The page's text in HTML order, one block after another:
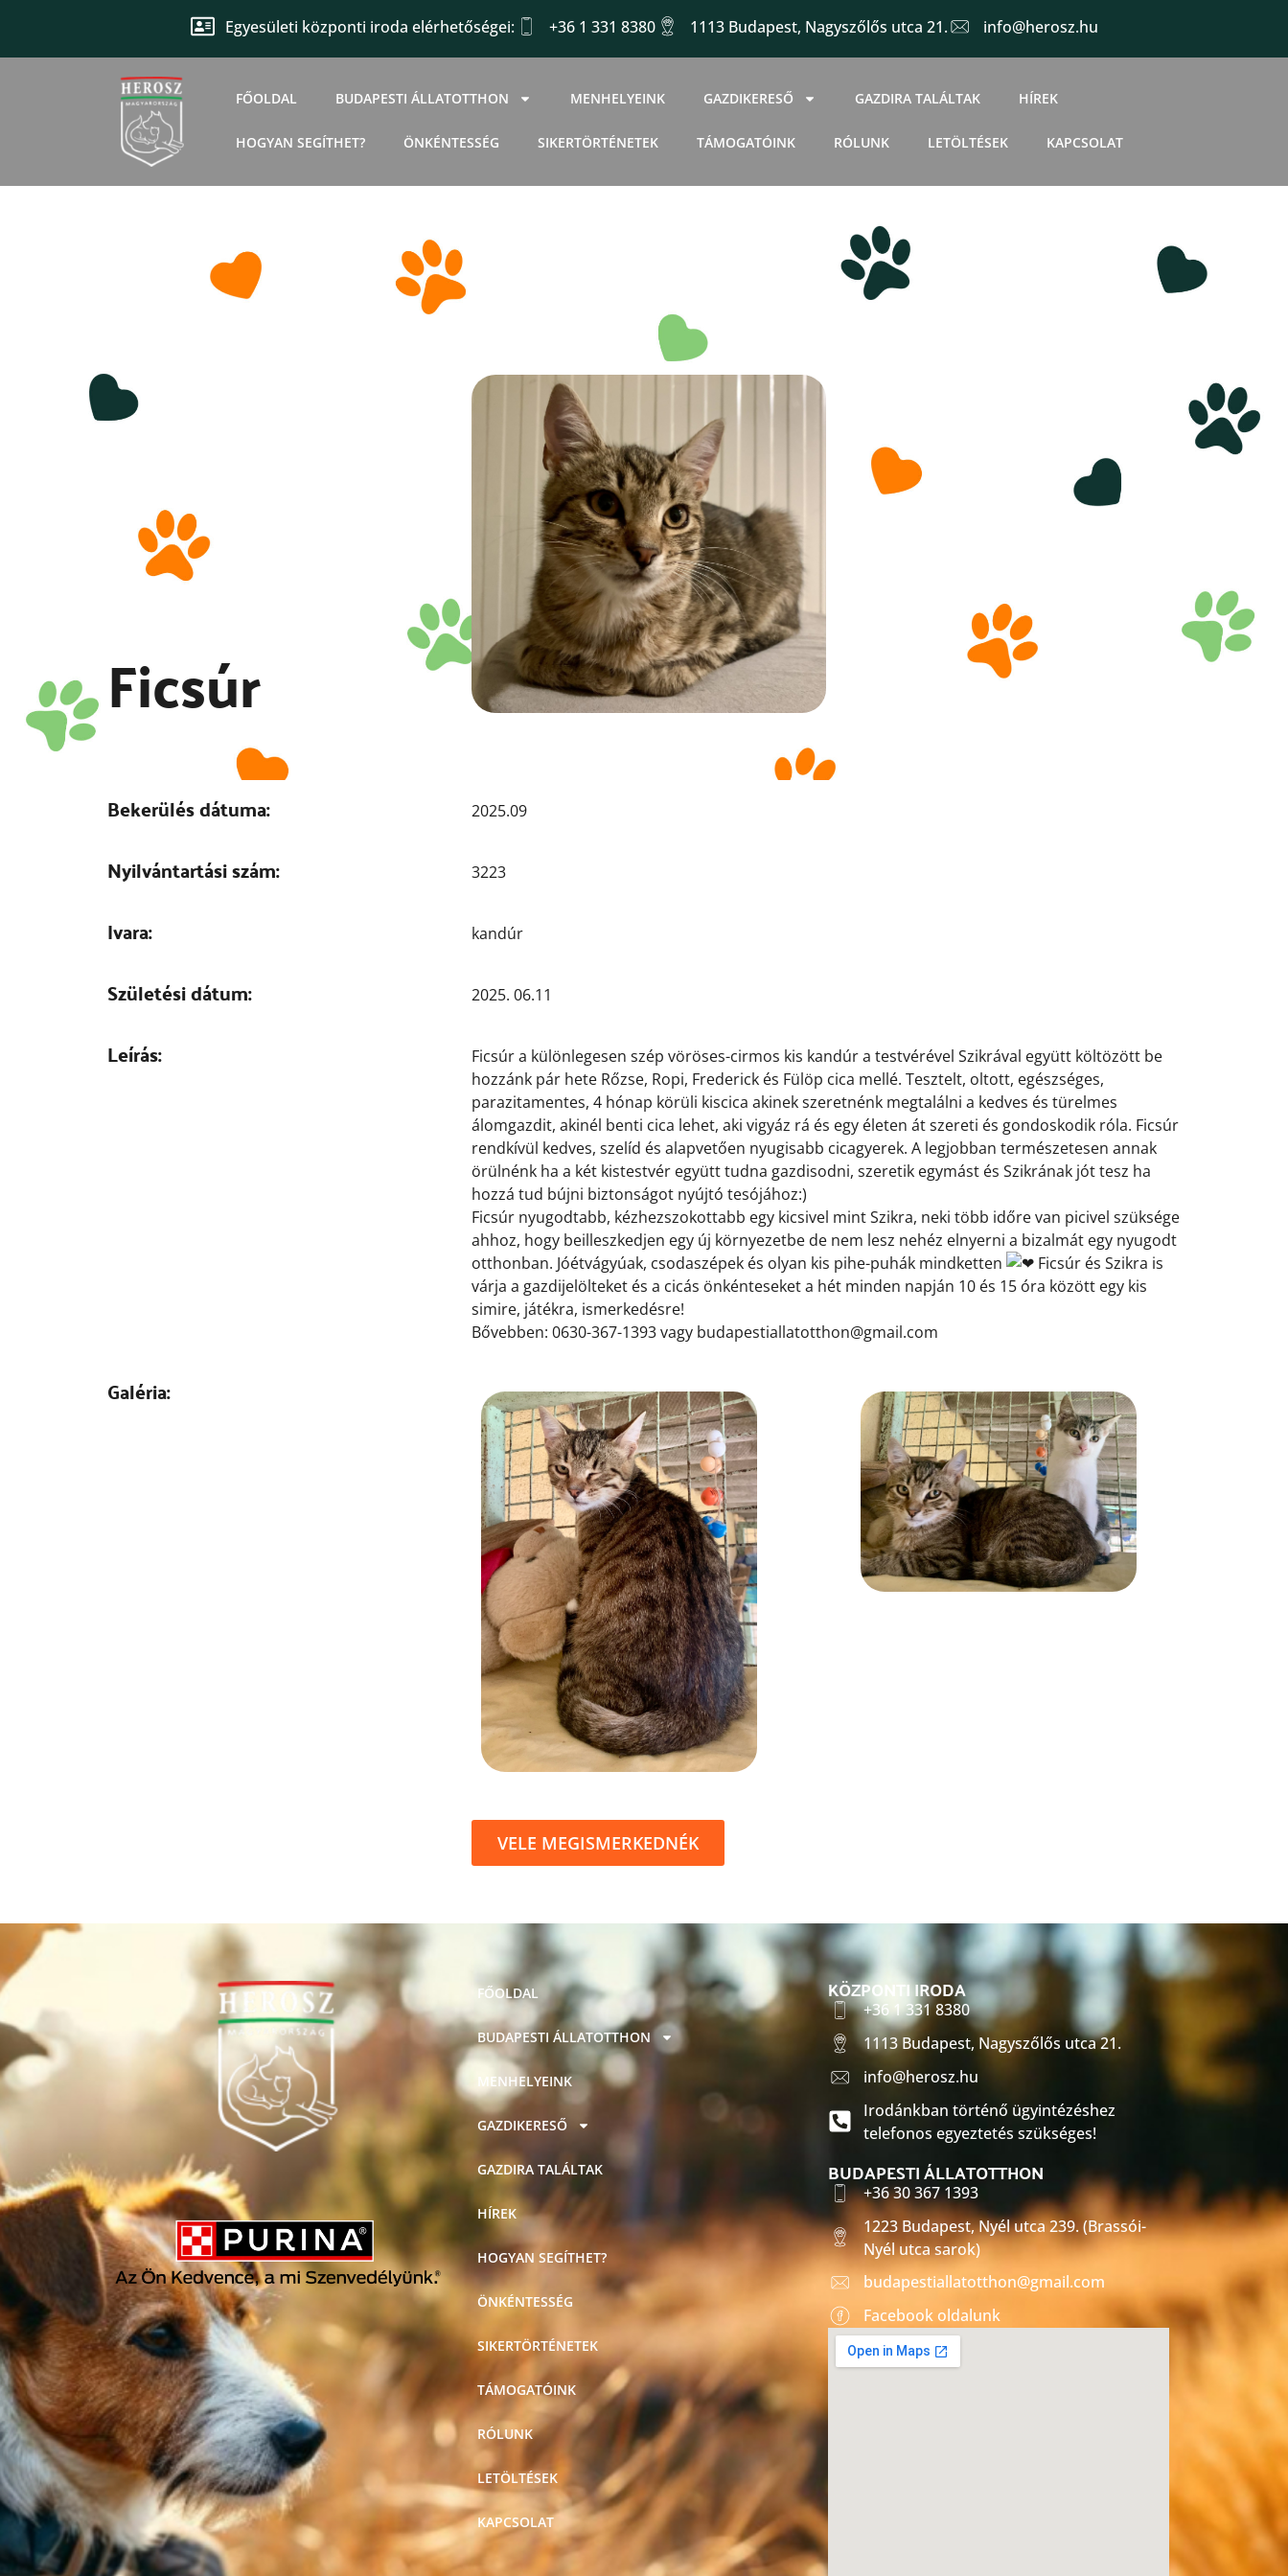
Egyesületi központi iroda elérhetőségei: +36 1 331 8380 1113 Budapest, Nagyszőlős utca 21. info@herosz.hu
FŐOLDAL BUDAPESTI ÁLLATOTTHON MENHELYEINK GAZDIKERESŐ GAZDIRA TALÁLTAK HÍREK
HOGYAN SEGÍTHET? ÖNKÉNTESSÉG SIKERTÖRTÉNETEK TÁMOGATÓINK RÓLUNK LETÖLTÉSEK KAPCSOLAT
Ficsúr
Bekerülés dátuma: 2025.09
Nyilvántartási szám: 3223
Ivara: kandúr
Születési dátum: 2025. 06.11
Leírás:
Ficsúr a különlegesen szép vöröses-cirmos kis kandúr a testvérével Szikrával együtt költözött be
hozzánk pár hete Rőzse, Ropi, Frederick és Fülöp cica mellé. Tesztelt, oltott, egészséges,
parazitamentes, 4 hónap körüli kiscica akinek szeretnénk megtalálni a kedves és türelmes
álomgazdit, akinél benti cica lehet, aki vigyáz rá és egy életen át szereti és gondoskodik róla. Ficsúr
rendkívül kedves, szelíd és alapvetően nyugisabb cicagyerek. A legjobban természetesen annak
örülnénk ha a két kistestvér együtt tudna gazdisodni, szeretik egymást és Szikrának jót tesz ha
hozzá tud bújni biztonságot nyújtó tesójához:)
Ficsúr nyugodtabb, kézhezszokottabb egy kicsivel mint Szikra, neki több időre van picivel szüksége
ahhoz, hogy beilleszkedjen egy új környezetbe de nem lesz nehéz elnyerni a bizalmát egy nyugodt
otthonban. Jóétvágyúak, csodaszépek és olyan kis pihe-puhák mindketten
Ficsúr és Szikra is
várja a gazdijelölteket és a cicás önkénteseket a hét minden napján 10 és 15 óra között egy kis
simire, játékra, ismerkedésre!
Bővebben: 0630-367-1393 vagy budapestiallatotthon@gmail.com
Galéria:
VELE MEGISMERKEDNÉK
FŐOLDAL
BUDAPESTI ÁLLATOTTHON
MENHELYEINK
GAZDIKERESŐ
GAZDIRA TALÁLTAK
HÍREK
HOGYAN SEGÍTHET?
ÖNKÉNTESSÉG
SIKERTÖRTÉNETEK
TÁMOGATÓINK
RÓLUNK
LETÖLTÉSEK
KAPCSOLAT
KÖZPONTI IRODA
+36 1 331 8380
1113 Budapest, Nagyszőlős utca 21.
info@herosz.hu
Irodánkban történő ügyintézéshez
telefonos egyeztetés szükséges!
BUDAPESTI ÁLLATOTTHON
+36 30 367 1393
1223 Budapest, Nyél utca 239. (Brassói-
Nyél utca sarok)
budapestiallatotthon@gmail.com
Facebook oldalunk